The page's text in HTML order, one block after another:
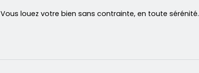
Vous louez votre bien sans contrainte, en toute sérénité.